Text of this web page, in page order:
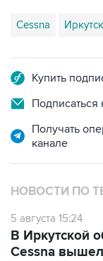
Cessna
Купить
Подписаться
Получать
канале
НОВОСТИ ПО
5 августа 15:24
В Иркутской
Cessna